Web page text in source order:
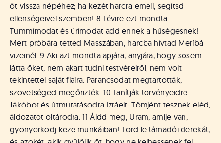
őt vissza népéhez; ha kezét harcra emeli, segítsd
ellenségeivel szemben! 8 Lévire ezt mondta:
Tummímodat és úrímodat add ennek a hűségesnek!
Mert próbára tetted Masszában, harcba hívtad Meríbá
vizeinél. 9 Aki azt mondta apjára, anyjára, hogy sosem
látta őket, nem akart tudni testvéreiről, nem volt
tekintettel saját fiaira. Parancsodat megtartották,
szövetséged megőrizték. 10 Tanítják törvényeidre
Jákóbot és útmutatásodra Izráelt. Tömjént tesznek eléd,
áldozatot oltárodra. 11 Áldd meg, Uram, amije van,
gyönyörködj keze munkáiban! Törd le támadói derekát,